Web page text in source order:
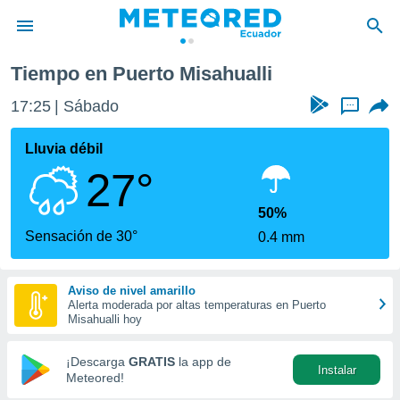
de
ha
para
que se
calidad.
a este
las
y
forma
digital
basada
Tiempo en Puerto Misahualli
17:25 Sábado ...
Lluvia débil
27°
Sensación de 30°
50%
0.4 mm
Aviso de nivel amarillo
Alerta moderada por altas temperaturas en Puerto
Misahualli hoy
¡Descarga GRATIS la app de
Meteored!
Instalar